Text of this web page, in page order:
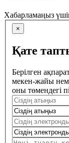
Хабарламаңыз
×
Қате
Берілген
мекен-жайы
оны төмендегі